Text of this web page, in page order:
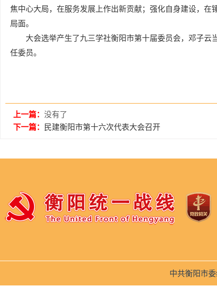
焦中心大局，在服务发展上作出新贡献；强化自身建设，
局面。
大会选举产生了九三学社衡阳市第十届委员会，邓子
任委员。
上一篇： 没有了
下一篇：
民建衡阳市第十六次代表大会召开
中共衡阳市